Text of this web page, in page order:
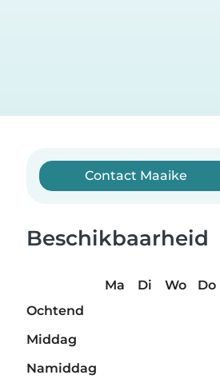
Contact Maaike
Beschikbaarheid
Ma Di Wo Do
Ochtend
Middag
Namiddag